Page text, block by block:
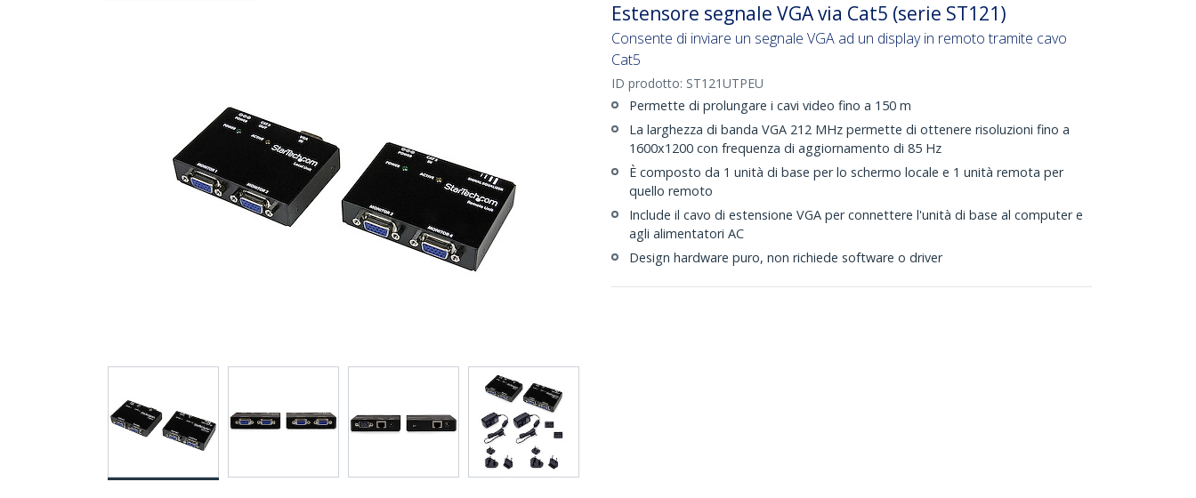
Estensore segnale VGA via Cat5 (serie ST121)
Consente di inviare un segnale VGA ad un display in remoto tramite cavo
Cat5
ID prodotto: ST121UTPEU
Permette di prolungare i cavi video fino a 150 m
La larghezza di banda VGA 212 MHz permette di ottenere risoluzioni fino a
1600x1200 con frequenza di aggiornamento di 85 Hz
È composto da 1 unità di base per lo schermo locale e 1 unità remota per
quello remoto
Include il cavo di estensione VGA per connettere l'unità di base al computer e
agli alimentatori AC
Design hardware puro, non richiede software o driver